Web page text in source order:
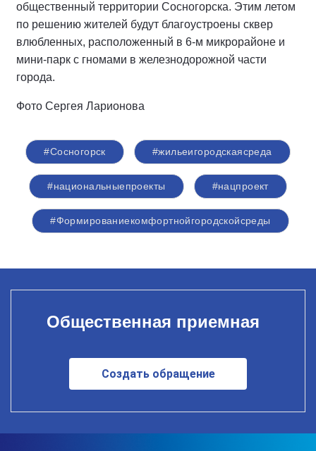
общественный территории Сосногорска. Этим летом
по решению жителей будут благоустроены сквер
влюбленных, расположенный в 6-м микрорайоне и
мини-парк с гномами в железнодорожной части
города.
Фото Сергея Ларионова
#Сосногорск #жильеигородскаясреда
#национальныепроекты #нацпроект
#Формированиекомфортнойгородскойсреды
Общественная приемная
Создать обращение